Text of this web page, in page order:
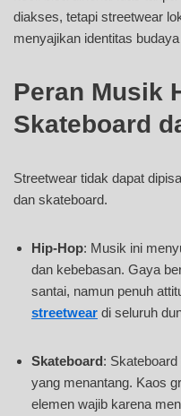
diakses, tetapi streetwear
menyajikan identitas
Peran Musik
Skateboard
Streetwear tidak dapat
dan skateboard.
Hip-Hop: Musik ini
dan kebebasan. Gaya
santai, namun penuh
streetwear di seluruh
Skateboard:
yang menantang. Kaos
elemen wajib karena